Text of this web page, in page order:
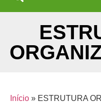
Início » ESTRUTURA